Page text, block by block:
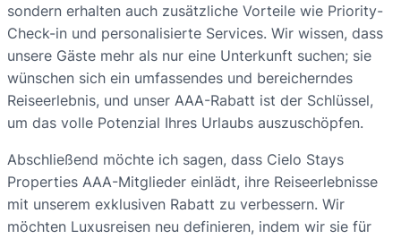
sondern erhalten auch zusätzliche Vorteile wie Priority-
Check-in und personalisierte Services. Wir wissen, dass
unsere Gäste mehr als nur eine Unterkunft suchen; sie
wünschen sich ein umfassendes und bereicherndes
Reiseerlebnis, und unser AAA-Rabatt ist der Schlüssel,
um das volle Potenzial Ihres Urlaubs auszuschöpfen.
Abschließend möchte ich sagen, dass Cielo Stays
Properties AAA-Mitglieder einlädt, ihre Reiseerlebnisse
mit unserem exklusiven Rabatt zu verbessern. Wir
möchten Luxusreisen neu definieren, indem wir sie für